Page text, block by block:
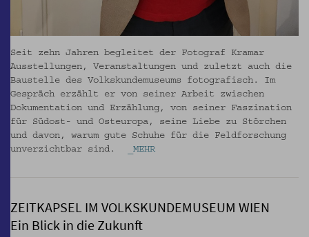
Seit zehn Jahren begleitet der Fotograf Kramar
Ausstellungen, Veranstaltungen und zuletzt auch die
Baustelle des Volkskundemuseums fotografisch. Im
Gespräch erzählt er von seiner Arbeit zwischen
Dokumentation und Erzählung, von seiner Faszination
für Südost- und Osteuropa, seine Liebe zu Störchen
und davon, warum gute Schuhe für die Feldforschung
unverzichtbar sind.
_MEHR
ZEITKAPSEL IM VOLKSKUNDEMUSEUM WIEN
Ein Blick in die Zukunft